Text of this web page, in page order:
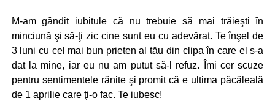
M-am gândit iubitule că nu trebuie să mai trăieşti în
minciună şi să-ţi zic cine sunt eu cu adevărat. Te înşel de
3 luni cu cel mai bun prieten al tău din clipa în care el s-a
dat la mine, iar eu nu am putut să-l refuz. Îmi cer scuze
pentru sentimentele rănite şi promit că e ultima păcăleală
de 1 aprilie care ţi-o fac. Te iubesc!